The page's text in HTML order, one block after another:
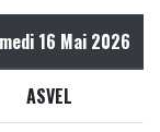
16 Mai 2026
ASVEL